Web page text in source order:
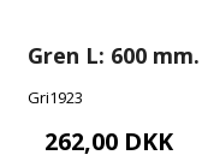
Gren L: 600
Gri1923
262,00 DKK